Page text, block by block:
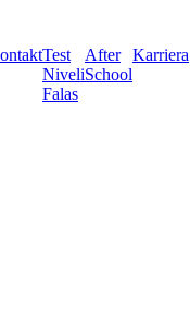
Test
Niveli
Falas
After
School
Karriera